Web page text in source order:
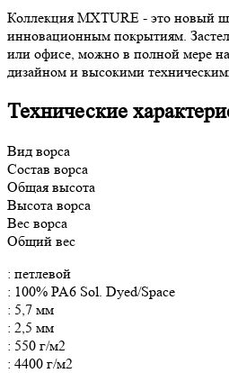
Коллекция MXTURE - это новый
инновационным покрытиям.
или офисе, можно в полной мере
дизайном и высокими
Технические
Вид ворса
Состав ворса
Общая высота
Высота ворса
Вес ворса
Общий вес
: петлевой
: 100% PA6 Sol. Dyed/Space
: 5,7 мм
: 2,5 мм
: 550 г/м2
: 4400 г/м2